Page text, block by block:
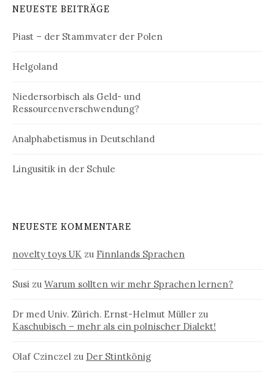
NEUESTE BEITRÄGE
Piast – der Stammvater der Polen
Helgoland
Niedersorbisch als Geld- und
Ressourcenverschwendung?
Analphabetismus in Deutschland
Lingusitik in der Schule
NEUESTE KOMMENTARE
novelty toys UK zu Finnlands Sprachen
Susi zu Warum sollten wir mehr Sprachen lernen?
Dr med Univ. Zürich. Ernst-Helmut Müller zu
Kaschubisch – mehr als ein polnischer Dialekt!
Olaf Czinczel zu Der Stintkönig